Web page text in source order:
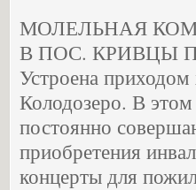
МОЛЕЛЬНАЯ
В ПОС. КРИВЦЫ
Устроена
Колодозеро. В
постоянно
приобретения
концерты для